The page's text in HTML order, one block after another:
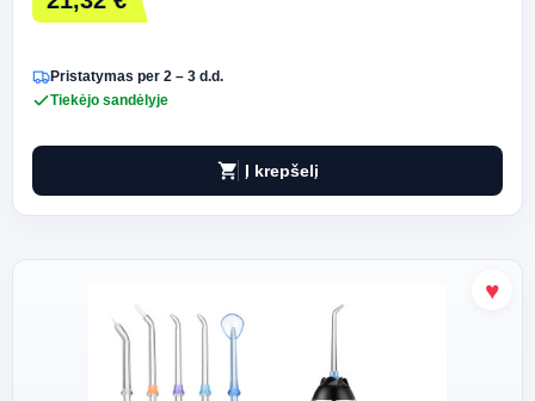
Pristatymas per 2 – 3 d.d.
Tiekėjo sandėlyje
shopping_cart Į krepšelį